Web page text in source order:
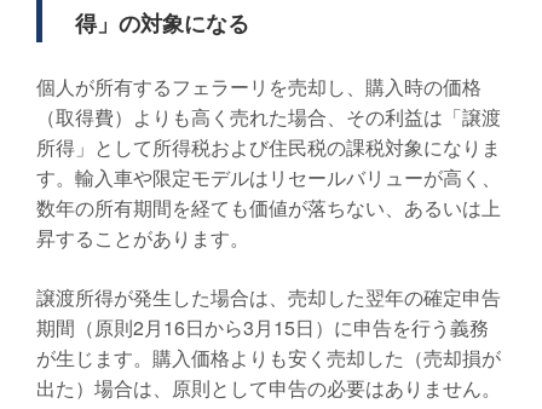
得」の対象になる
個人が所有するフェラーリを売却し、購入時の価格
（取得費）よりも高く売れた場合、その利益は「譲渡
所得」として所得税および住民税の課税対象になりま
す。輸入車や限定モデルはリセールバリューが高く、
数年の所有期間を経ても価値が落ちない、あるいは上
昇することがあります。
譲渡所得が発生した場合は、売却した翌年の確定申告
期間（原則2月16日から3月15日）に申告を行う義務
が生じます。購入価格よりも安く売却した（売却損が
出た）場合は、原則として申告の必要はありません。